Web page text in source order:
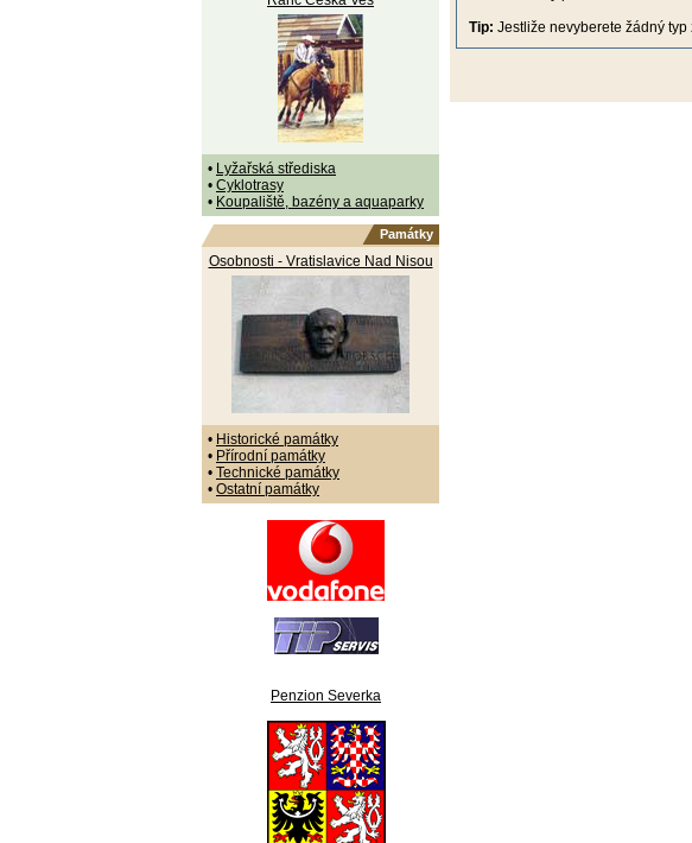
• Lyžařská střediska
• Cyklotrasy
• Koupaliště, bazény a aquaparky
Památky
Osobnosti - Vratislavice Nad Nisou
• Historické památky
• Přírodní památky
• Technické památky
• Ostatní památky
Penzion Severka
Tip: Jestliže nevyberete žádný